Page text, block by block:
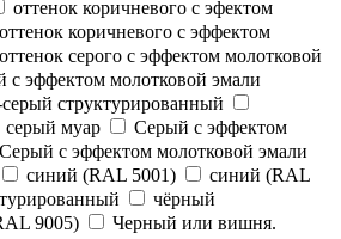
оттенок коричневого с эфектом
оттенок коричневого с эффектом
оттенок серого с эффектом молотковой
с эффектом молотковой эмали
структурированный
серый муар
Серый с эффектом
Серый с эффектом молотковой эмали
синий (RAL 5001)
синий (RAL
чёрный
9005)
Черный или вишня.